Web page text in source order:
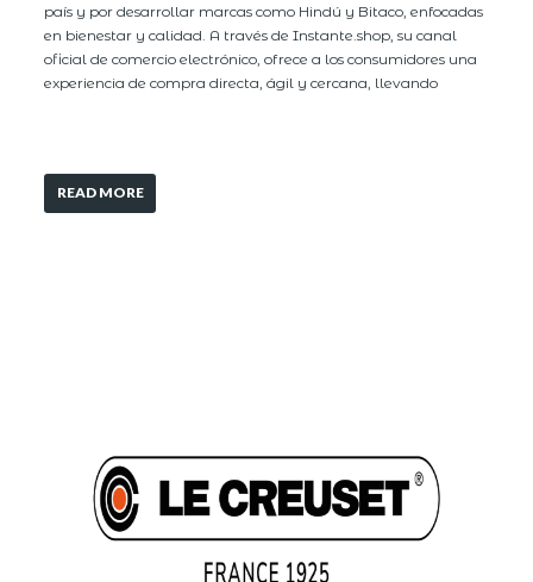
país y por desarrollar marcas como Hindú y Bitaco, enfocadas
en bienestar y calidad. A través de Instante.shop, su canal
oficial de comercio electrónico, ofrece a los consumidores una
experiencia de compra directa, ágil y cercana, llevando
READ MORE